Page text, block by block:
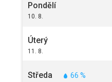
Pondělí
10. 8.
Úterý
11. 8.
Středa 66 %